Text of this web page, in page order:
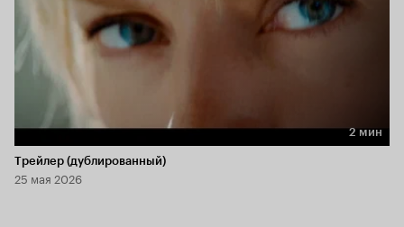
Длительность 2 мин
2 мин
Трейлер (дублированный)
25 мая 2026